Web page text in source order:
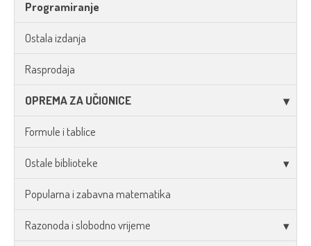
Programiranje
Ostala izdanja
Rasprodaja
OPREMA ZA UČIONICE
Formule i tablice
Ostale biblioteke
Popularna i zabavna matematika
Razonoda i slobodno vrijeme